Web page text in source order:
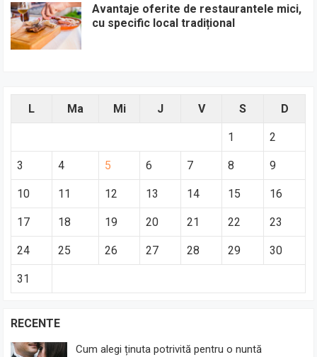
Avantaje oferite de restaurantele mici,
cu specific local tradițional
L Ma Mi J V S D
1 2
3 4 5 6 7 8 9
10 11 12 13 14 15 16
17 18 19 20 21 22 23
24 25 26 27 28 29 30
31
RECENTE
Cum alegi ținuta potrivită pentru o nuntă